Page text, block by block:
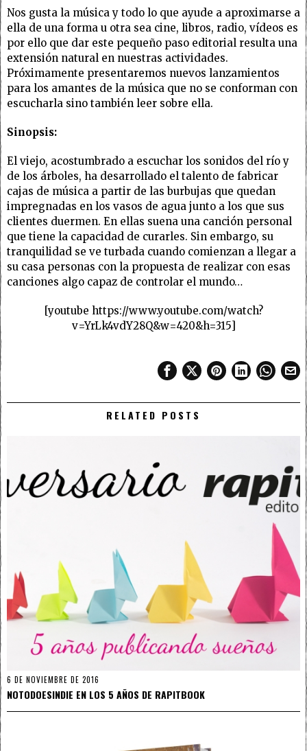
Nos gusta la música y todo lo que ayude a aproximarse a
ella de una forma u otra sea cine, libros, radio, vídeos es
por ello que dar este pequeño paso editorial resulta una
extensión natural en nuestras actividades.
Próximamente presentaremos nuevos lanzamientos
para los amantes de la música que no se conforman con
escucharla sino también leer sobre ella.
Sinopsis:
El viejo, acostumbrado a escuchar los sonidos del río y
de los árboles, ha desarrollado el talento de fabricar
cajas de música a partir de las burbujas que quedan
impregnadas en los vasos de agua junto a los que sus
clientes duermen. En ellas suena una canción personal
que tiene la capacidad de curarles. Sin embargo, su
tranquilidad se ve turbada cuando comienzan a llegar a
su casa personas con la propuesta de realizar con esas
canciones algo capaz de controlar el mundo…
[youtube https://www.youtube.com/watch?
v=YrLk4vdY28Q&w=420&h=315]
RELATED POSTS
6 DE NOVIEMBRE DE 2016
NOTODOESINDIE EN LOS 5 AÑOS DE RAPITBOOK